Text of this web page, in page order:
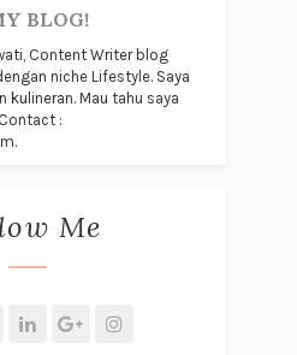
BLOG!
Content Writer blog
niche Lifestyle. Saya
kulineran. Mau tahu saya
:
Me